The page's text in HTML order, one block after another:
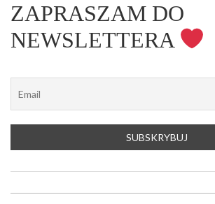
ZAPRASZAM DO
NEWSLETTERA